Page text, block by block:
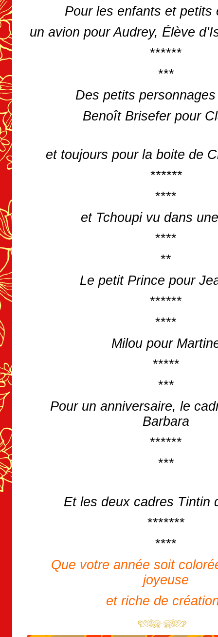
Pour les enfants et petits
un avion pour Audrey, Élève
******
***
Des petits
Benoît Brisefer pour
et toujours pour la boite de
******
****
et Tchoupi vu dans
****
**
Le petit Prince pour
******
****
Milou pour
*****
***
Pour un anniversaire, le
Barbara
******
***
Et les deux cadres Tintin
*******
****
Que votre année soit
joyeuse
et riche de